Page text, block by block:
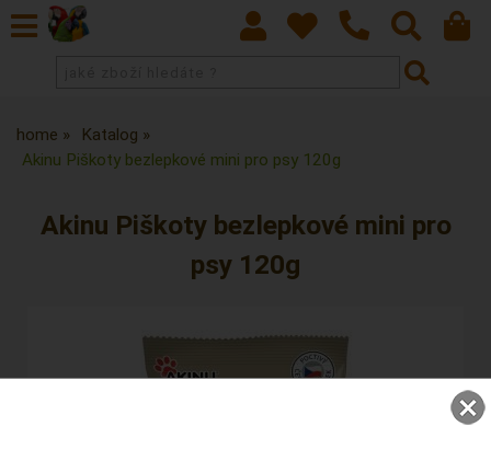
home
Katalog
Akinu Piškoty bezlepkové mini pro psy 120g
Akinu Piškoty bezlepkové mini pro
psy 120g